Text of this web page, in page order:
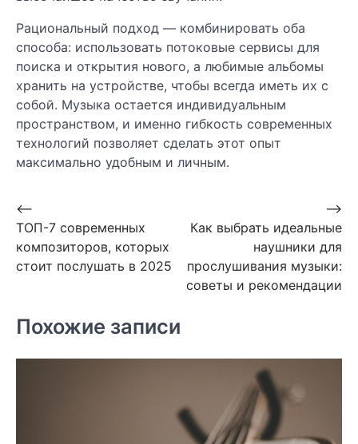
Рациональный подход — комбинировать оба
способа: использовать потоковые сервисы для
поиска и открытия нового, а любимые альбомы
хранить на устройстве, чтобы всегда иметь их с
собой. Музыка остается индивидуальным
пространством, и именно гибкость современных
технологий позволяет сделать этот опыт
максимально удобным и личным.
Навигация
по
записям
⟵
ТОП-7 современных
композиторов, которых
стоит послушать в 2025
Как выбрать идеальные
наушники для
прослушивания музыки:
советы и рекомендации
⟶
Похожие записи